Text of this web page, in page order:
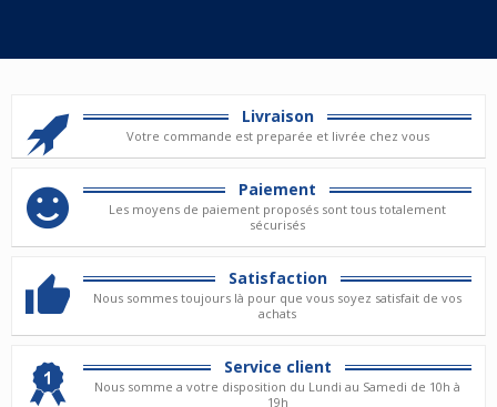
Livraison
Votre commande est preparée et livrée chez vous
Paiement
Les moyens de paiement proposés sont tous totalement
sécurisés
Satisfaction
Nous sommes toujours là pour que vous soyez satisfait de vos
achats
Service client
Nous somme a votre disposition du Lundi au Samedi de 10h à
19h